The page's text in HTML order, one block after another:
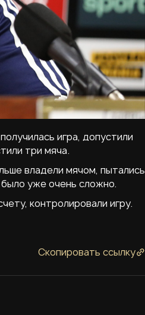
игра, допустили
три мяча.
владели мячом, пытались
уже очень сложно.
контролировали игру.
Скопировать ссылку